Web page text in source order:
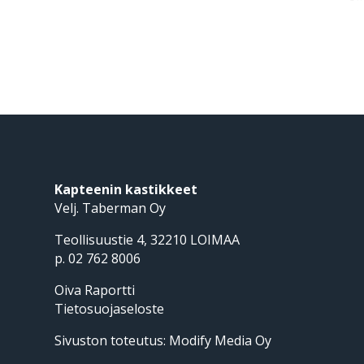
Kapteenin kastikkeet
Velj. Taberman Oy
Teollisuustie 4, 32210 LOIMAA
p. 02 762 8006
Oiva Raportti
Tietosuojaseloste
Sivuston toteutus: Modify Media Oy